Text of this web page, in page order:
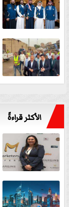
الأكثر قراءةً